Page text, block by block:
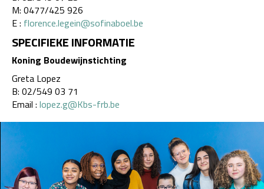
M: 0477/425 926
E : florence.legein@sofinaboel.be
SPECIFIEKE INFORMATIE
Koning Boudewijnstichting
Greta Lopez
B: 02/549 03 71
Email : lopez.g@Kbs-frb.be